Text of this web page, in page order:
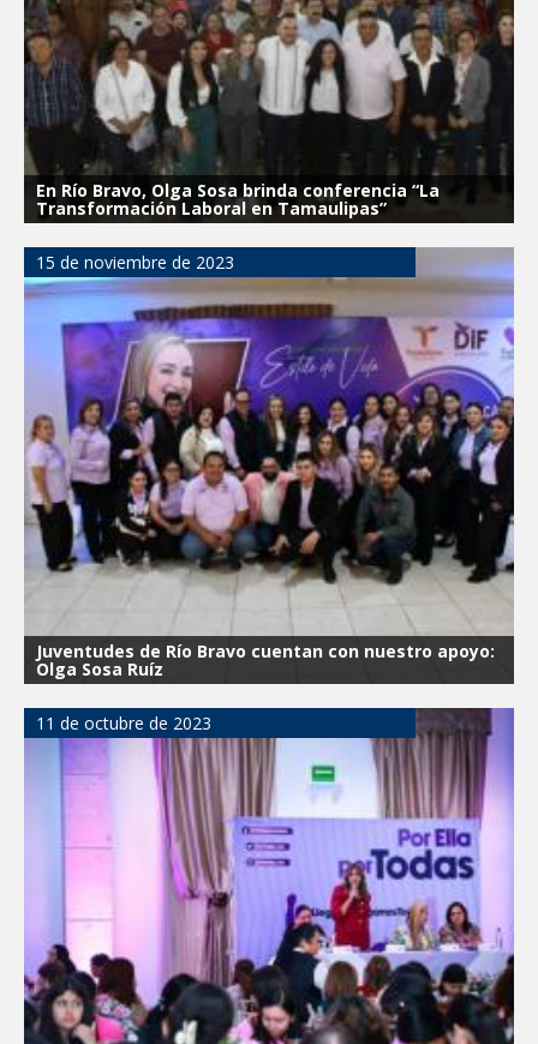
En Río Bravo, Olga Sosa brinda conferencia “La
Transformación Laboral en Tamaulipas”
15 de noviembre de 2023
Juventudes de Río Bravo cuentan con nuestro apoyo:
Olga Sosa Ruíz
11 de octubre de 2023